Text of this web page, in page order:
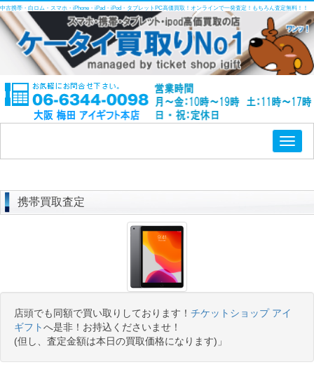
中古携帯・白ロム・スマホ・iPhone・iPad・iPod・タブレットPC高価買取！オンラインで一発査定！もちろん査定無料！！
携帯買取査定
店頭でも同額で買い取りしております！ チケットショップ アイ
ギフトへ是非！お持込くださいませ！
(但し、査定金額は本日の買取価格になります)」